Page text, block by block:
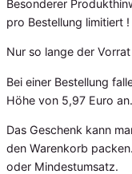
Besonderer
pro Bestellung limitiert !
Nur so lange der
Bei einer Bestellung
Höhe von 5,97 Euro an.
Das Geschenk kann
den Warenkorb
oder Mindestumsatz.